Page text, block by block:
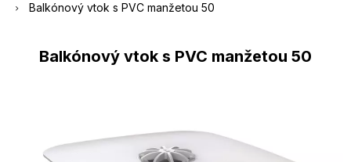
Balkónový vtok s PVC manžetou 50
Balkónový vtok s PVC manžetou 50